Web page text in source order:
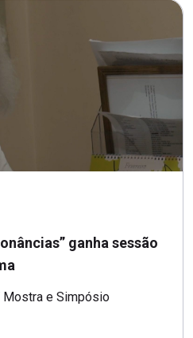
ganha sessão
Mostra e Simpósio